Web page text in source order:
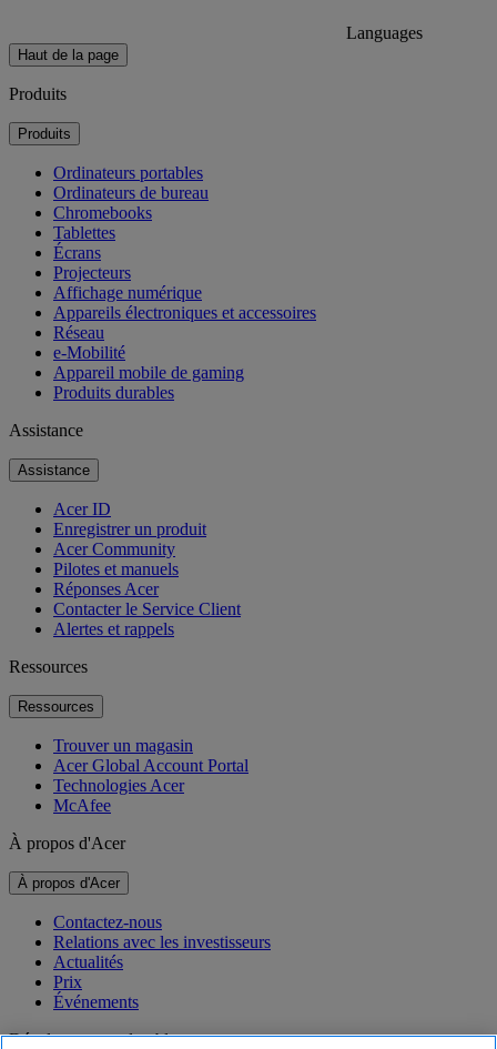
Languages
Haut de la page
Produits
Produits
Ordinateurs portables
Ordinateurs de bureau
Chromebooks
Tablettes
Écrans
Projecteurs
Affichage numérique
Appareils électroniques et accessoires
Réseau
e-Mobilité
Appareil mobile de gaming
Produits durables
Assistance
Assistance
Acer ID
Enregistrer un produit
Acer Community
Pilotes et manuels
Réponses Acer
Contacter le Service Client
Alertes et rappels
Ressources
Ressources
Trouver un magasin
Acer Global Account Portal
Technologies Acer
McAfee
À propos d'Acer
À propos d'Acer
Contactez-nous
Relations avec les investisseurs
Actualités
Prix
Événements
Développement durable